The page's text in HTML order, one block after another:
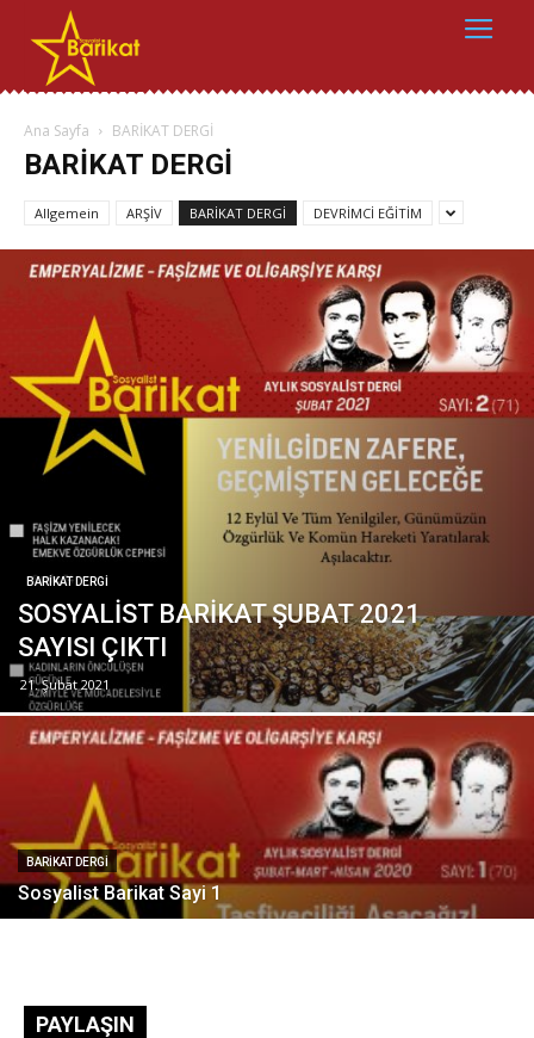
Ana Sayfa BARİKAT DERGİ
BARİKAT DERGİ
Allgemein ARŞİV BARİKAT DERGİ DEVRİMCİ EĞİTİM
BARİKAT DERGİ
SOSYALİST BARİKAT ŞUBAT 2021
SAYISI ÇIKTI
21. Şubat 2021
BARİKAT DERGİ
Sosyalist Barikat Sayi 1
PAYLAŞIN